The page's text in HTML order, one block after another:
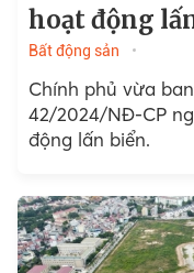
hoạt động
Bất động sản
Chính phủ vừa
42/2024/NĐ-CP
động lấn biển.